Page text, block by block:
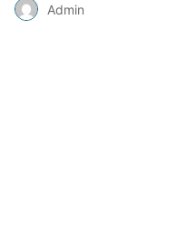
Admin